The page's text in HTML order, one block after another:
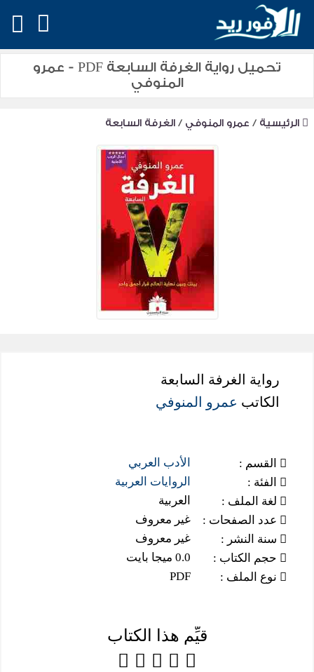
تحميل رواية الغرفة السابعة PDF - عمرو
المنوفي
الرئيسية / عمرو المنوفي /الغرفة السابعة
رواية الغرفة السابعة
الكاتب عمرو المنوفي
القسم :
الأدب العربي
الفئة :
الروايات العربية
لغة الملف :
العربية
عدد الصفحات :
غير معروف
سنة النشر :
غير معروف
حجم الكتاب :
0.0 ميجا بايت
نوع الملف :
PDF
قيِّم هذا الكتاب